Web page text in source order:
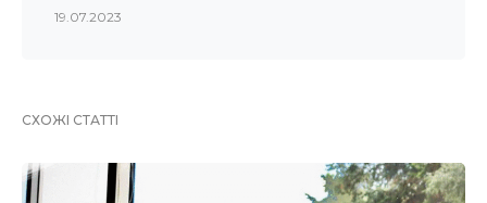
19.07.2023
СХОЖІ СТАТТІ